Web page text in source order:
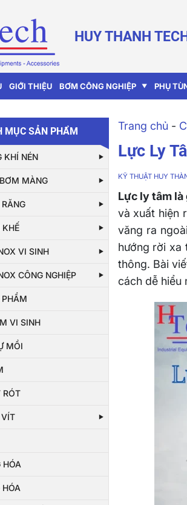
HUY THANH
GIỚI THIỆU BƠM CÔNG NGHIỆP PHỤ
MỤC SẢN PHẨM
KHÍ NÉN
MÀNG
VI SINH
CÔNG NGHIỆP
VI SINH
MỒI
RÓT
HÓA
Trang chủ-
Lực Ly
KỸ THUẬT HUY
Lực ly tâm là
và xuất hiện
văng ra
hướng rời xa
thông. Bài
cách dễ hiểu